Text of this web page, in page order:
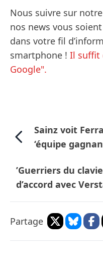
Nous suivre sur
nos news vous
dans votre fil
smartphone ! Il suffit
Google".
Sainz voit
‘équipe
’Guerriers du
d’accord avec
Partage